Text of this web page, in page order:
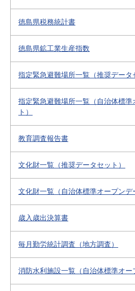
徳島県税務統計書
徳島県鉱工業生産指数
指定緊急避難場所一覧（推奨データ
指定緊急避難場所一覧（自治体標準
ト）
教育調査報告書
文化財一覧（推奨データセット）
文化財一覧（自治体標準オープンデ
歳入歳出決算書
毎月勤労統計調査（地方調査）
消防水利施設一覧（自治体標準オー